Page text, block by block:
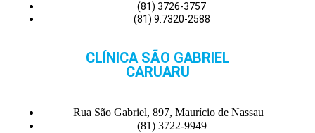
(81) 3726-3757
(81) 9.7320-2588
CLÍNICA SÃO GABRIEL
CARUARU
Rua São Gabriel, 897, Maurício de Nassau
(81) 3722-9949